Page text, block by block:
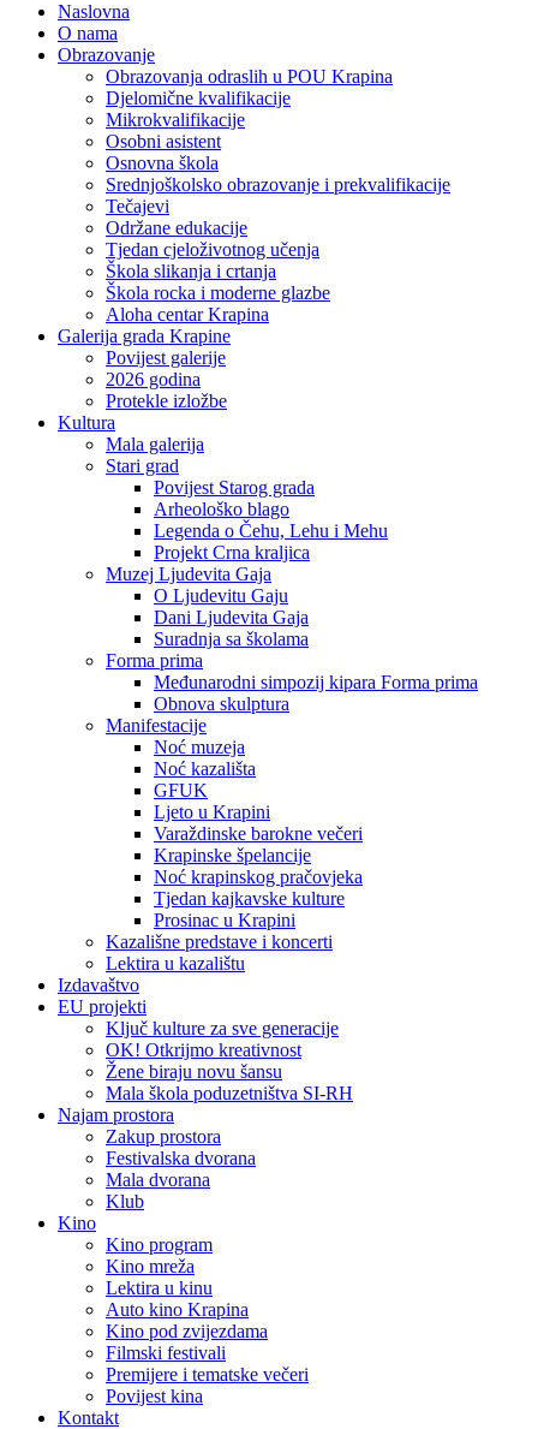
Naslovna
O nama
Obrazovanje
Obrazovanja odraslih u POU Krapina
Djelomične kvalifikacije
Mikrokvalifikacije
Osobni asistent
Osnovna škola
Srednjoškolsko obrazovanje i prekvalifikacije
Tečajevi
Održane edukacije
Tjedan cjeloživotnog učenja
Škola slikanja i crtanja
Škola rocka i moderne glazbe
Aloha centar Krapina
Galerija grada Krapine
Povijest galerije
2026 godina
Protekle izložbe
Kultura
Mala galerija
Stari grad
Povijest Starog grada
Arheološko blago
Legenda o Čehu, Lehu i Mehu
Projekt Crna kraljica
Muzej Ljudevita Gaja
O Ljudevitu Gaju
Dani Ljudevita Gaja
Suradnja sa školama
Forma prima
Međunarodni simpozij kipara Forma prima
Obnova skulptura
Manifestacije
Noć muzeja
Noć kazališta
GFUK
Ljeto u Krapini
Varaždinske barokne večeri
Krapinske špelancije
Noć krapinskog pračovjeka
Tjedan kajkavske kulture
Prosinac u Krapini
Kazališne predstave i koncerti
Lektira u kazalištu
Izdavaštvo
EU projekti
Ključ kulture za sve generacije
OK! Otkrijmo kreativnost
Žene biraju novu šansu
Mala škola poduzetništva SI-RH
Najam prostora
Zakup prostora
Festivalska dvorana
Mala dvorana
Klub
Kino
Kino program
Kino mreža
Lektira u kinu
Auto kino Krapina
Kino pod zvijezdama
Filmski festivali
Premijere i tematske večeri
Povijest kina
Kontakt